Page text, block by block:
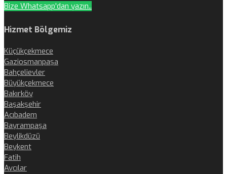
Bize Whatsapp'dan yazın..
Hizmet Bölgemiz
Küçükçekmece
Gaziosmanpaşa
Bahçelievler
Büyükçekmece
Bakırköy
Başakşehir
Acıbadem
Bayrampaşa
Beylikdüzü
Beykent
Fatih
Avcılar